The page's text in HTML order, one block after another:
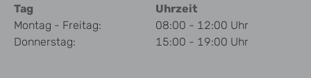
Tag
Uhrzeit
Montag - Freitag:
08:00 - 12:00 Uhr
Donnerstag:
15:00 - 19:00 Uhr